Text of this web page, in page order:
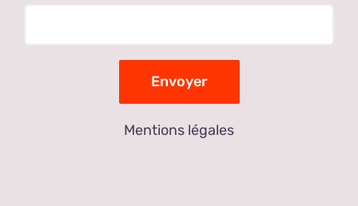
Mentions légales